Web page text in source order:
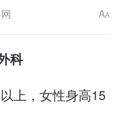
AA
科
上，女性身高15